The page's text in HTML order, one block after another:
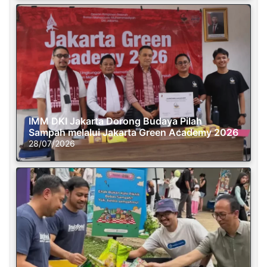
IMM DKI Jakarta Dorong Budaya Pilah
Sampah melalui Jakarta Green Academy 2026
28/07/2026